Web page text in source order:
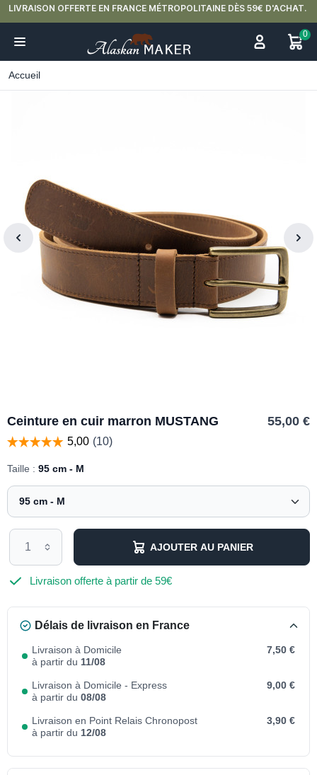
LIVRAISON OFFERTE EN FRANCE MÉTROPOLITAINE DÈS 59€ D'ACHAT.
0
Accueil
Ceinture en cuir marron MUSTANG 55,00 €
Taille : 95 cm - M
AJOUTER AU PANIER
Livraison offerte à partir de 59€
Délais de livraison en France
Livraison à Domicile
à partir du 11/08
7,50 €
Livraison à Domicile - Express
à partir du 08/08
9,00 €
Livraison en Point Relais Chronopost
à partir du 12/08
3,90 €